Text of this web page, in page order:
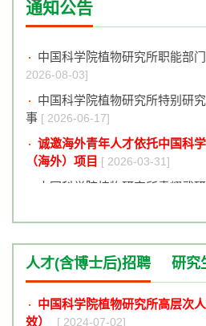
通知公告
中国科学院植物研究所声明 [
中国科学院植物研究所职能部
2026-08-03]
中国科学院植物研究所特别研
事 [ 2026-06-17]
诚邀海外青年人才依托中国科
（海外）项目 [ 2026-03-31]
中国科学院植物研究所袁耀武
中国科学院植物研究所声明 [
2026-08-03]
中国科学院植物研究所特别研
事[ 2026-06-17]
人才(含博士后)招聘 研究
中国科学院植物研究所高层次
效）
[ 2024-07-02]